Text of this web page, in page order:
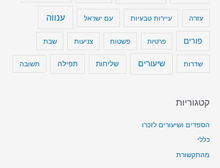
עזרה עיירות טבעיות עם ישראל ענווה
פורים פרטיות פשטות צניעות שבת
שדרות שיעורים שליחות תפילה תשובה
קטגוריות
הספדים ושיעורים לזכרו
כללי
מהתקשורת